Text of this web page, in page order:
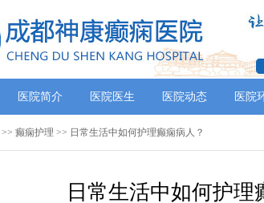
医院简介 医院医生 医院动态 医院
>> 癫痫护理 >> 日常生活中如何护理癫痫病人？
日常生活中如何护理